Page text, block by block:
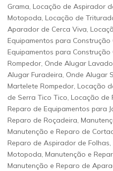
Grama, Locação de Aspirador
Motopoda, Locação de
Aparador de Cerca Viva,
Equipamentos para Construção
Equipamentos para
Rompedor, Onde Alugar
Alugar Furadeira, Onde Alugar
Martelete Rompedor, Locação
de Serra Tico Tico, Locação de
Reparo de Equipamentos para
Reparo de Roçadeira,
Manutenção e Reparo de
Reparo de Aspirador de
Motopoda, Manutenção e
Manutenção e Reparo de